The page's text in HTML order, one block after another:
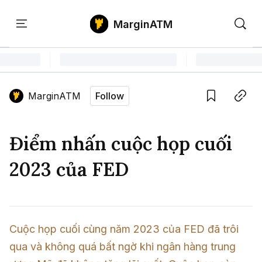
Home
Tin Tức Bitcoin
Tin Tức Altcoin
Tin Tức Thị Trường
Phân Tích Bitcoin
Phân Tích Ethereum
Phân Tích Thị Trường
Thuật Ngữ Cơ Bản
Kiến Thức Tổng Hợp
Chỉ Báo Kỹ Thuật
Săn Gem
MarginATM
MarginATM Follow
Điểm nhấn cuộc họp cuối
2023 của FED
Cuộc họp cuối cùng năm 2023 của FED đã trôi
qua và không quá bất ngờ khi ngân hàng trung